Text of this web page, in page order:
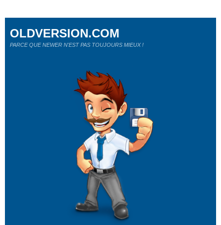
OLDVERSION.COM
PARCE QUE NEWER N'EST PAS TOUJOURS MIEUX !